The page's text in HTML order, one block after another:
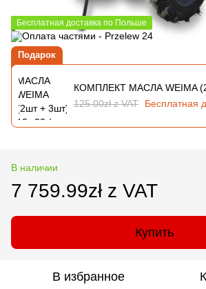
Бесплатная доставка по Польше
Подарок
КОМПЛЕКТ МАСЛА WEIMA
125.00zł z VAT
Бесплатная
В наличии
7 759.99zł z VAT
Купить
В избранное